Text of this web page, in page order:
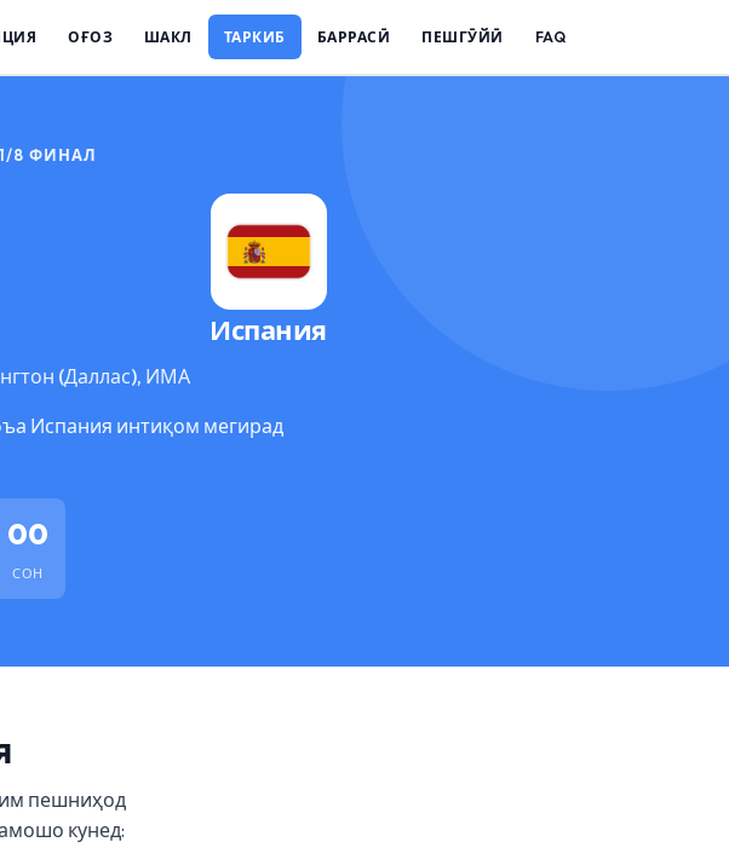
ОҒОЗ ШАКЛ ТАРКИБ БАРРАСӢ ПЕШГӮЙӢ FAQ
8 ФИНАЛ
Испания
(Даллас), ИМА
Испания интиқом мегирад
00
СОН
пешниҳод
кунед: